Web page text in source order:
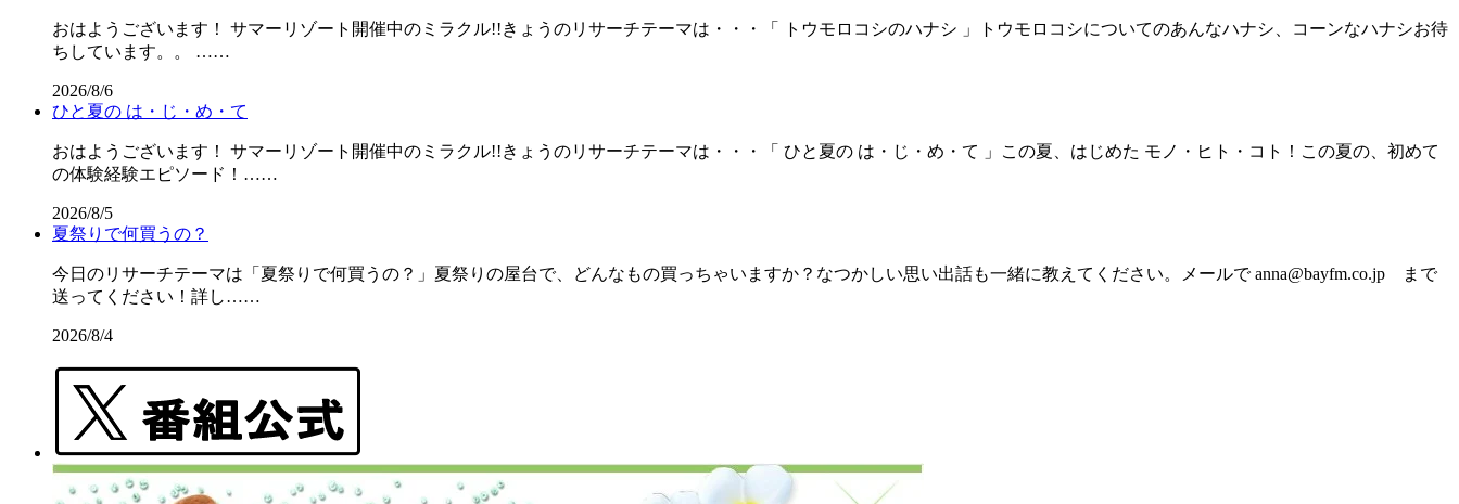
おはようございます！ サマーリゾート開催中のミラクル!!きょうのリサーチテーマは・・・「 トウモロコシのハナシ 」トウモロコシについてのあんなハナシ、コーンなハナシお待
ちしています。。 ……
2026/8/6
ひと夏の は・じ・め・て
おはようございます！ サマーリゾート開催中のミラクル!!きょうのリサーチテーマは・・・「 ひと夏の は・じ・め・て 」この夏、はじめた モノ・ヒト・コト！この夏の、初めて
の体験経験エピソード！……
2026/8/5
夏祭りで何買うの？
今日のリサーチテーマは「夏祭りで何買うの？」夏祭りの屋台で、どんなもの買っちゃいますか？なつかしい思い出話も一緒に教えてください。メールで anna@bayfm.co.jp まで
送ってください！詳し……
2026/8/4